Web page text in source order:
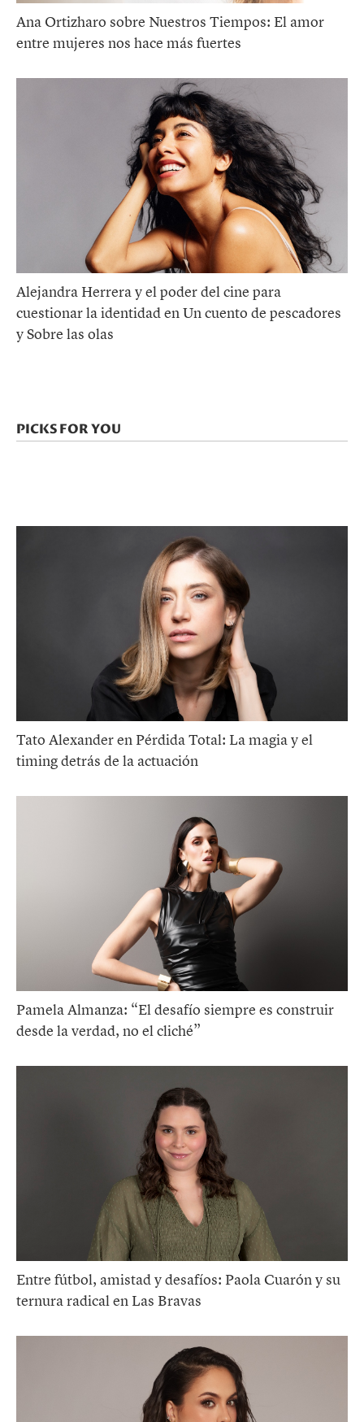
Ana Ortizharo sobre Nuestros Tiempos: El amor
entre mujeres nos hace más fuertes
Alejandra Herrera y el poder del cine para
cuestionar la identidad en Un cuento de pescadores
y Sobre las olas
PICKS FOR YOU
Tato Alexander en Pérdida Total: La magia y el
timing detrás de la actuación
Pamela Almanza: “El desafío siempre es construir
desde la verdad, no el cliché”
Entre fútbol, amistad y desafíos: Paola Cuarón y su
ternura radical en Las Bravas